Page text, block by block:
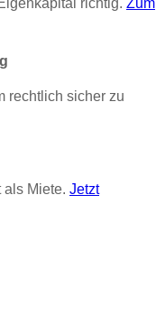
richtig. Zum
rechtlich sicher zu
als Miete. Jetzt